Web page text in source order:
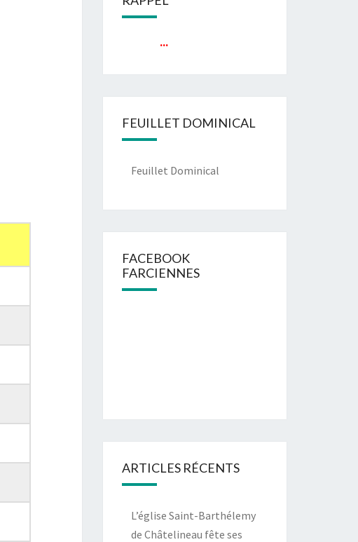
FEUILLET DOMINICAL
Feuillet Dominical
FACEBOOK
FARCIENNES
ARTICLES RÉCENTS
L’église Saint-Barthélemy
de Châtelineau fête ses